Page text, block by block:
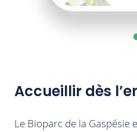
Accueillir dès
Le Bioparc de la Gaspésie